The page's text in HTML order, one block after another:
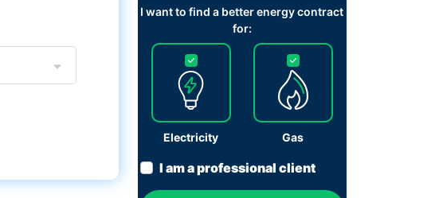
I want to find a better energy contract
for:
Electricity Gas
I am a professional client